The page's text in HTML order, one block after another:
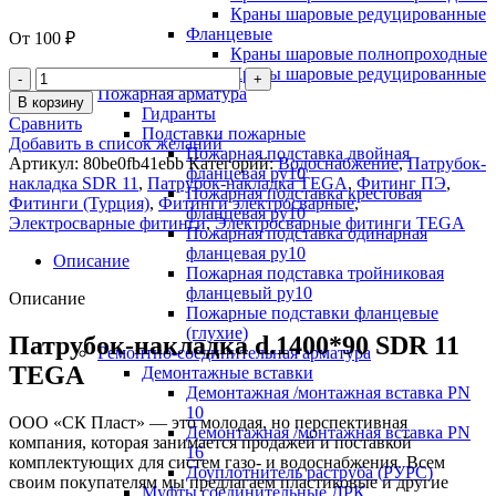
Краны шаровые редуцированные
Фланцевые
Краны шаровые полнопроходные
Краны шаровые редуцированные
Пожарная арматура
Гидранты
Подставки пожарные
Пожарная подставка двойная
фланцевая ру10
Пожарная подставка крестовая
фланцевая ру10
Пожарная подставка одинарная
фланцевая ру10
Пожарная подставка тройниковая
фланцевый ру10
Пожарные подставки фланцевые
(глухие)
Ремонтно-соединительная арматура
Демонтажные вставки
Демонтажная /монтажная вставка PN
10
Демонтажная /монтажная вставка PN
16
Доуплотнитель раструба (РУРС)
Муфты соединительные ДРК
От 100 ₽
В корзину
Сравнить
Добавить в список желаний
Артикул: 80be0fb41ebbКатегорий: Водоснабжение, Патрубок-
накладка SDR 11 , Патрубок-накладка TEGA, Фитинг ПЭ,
Фитинги (Турция), Фитинги электросварные,
Электросварные фитинги, Электросварные фитинги TEGA
Описание
Описание
Патрубок-накладка d.1400*90 SDR 11
TEGA
ООО «СК Пласт» — это молодая, но перспективная
компания, которая занимается продажей и поставкой
комплектующих для систем газо- и водоснабжения. Всем
своим покупателям мы предлагаем пластиковые и другие